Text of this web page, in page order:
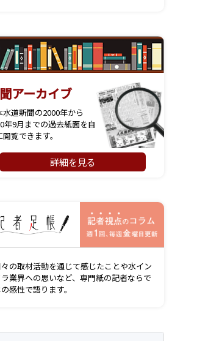
追加
追加
アーカイブ
水道新聞の2000年から
年9月までの過去紙面を自
閲覧できます。
詳細を見る
々の取材活動を通じて感じたことや水イン
業界への思いなど、専門紙の記者ならで
感性で語ります。